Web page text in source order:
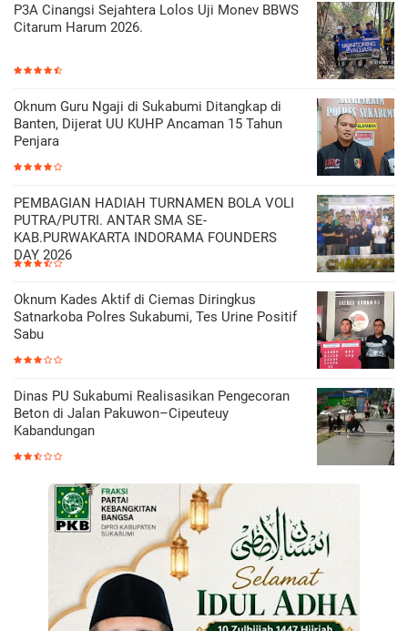
P3A Cinangsi Sejahtera Lolos Uji Monev BBWS
Citarum Harum 2026.
Oknum Guru Ngaji di Sukabumi Ditangkap di
Banten, Dijerat UU KUHP Ancaman 15 Tahun
Penjara
PEMBAGIAN HADIAH TURNAMEN BOLA VOLI
PUTRA/PUTRI. ANTAR SMA SE-
KAB.PURWAKARTA INDORAMA FOUNDERS
DAY 2026
Oknum Kades Aktif di Ciemas Diringkus
Satnarkoba Polres Sukabumi, Tes Urine Positif
Sabu
Dinas PU Sukabumi Realisasikan Pengecoran
Beton di Jalan Pakuwon–Cipeuteuy
Kabandungan